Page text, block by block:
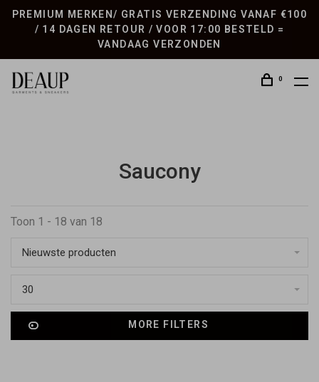
PREMIUM MERKEN/ GRATIS VERZENDING VANAF €100
/ 14 DAGEN RETOUR / VOOR 17:00 BESTELD =
VANDAAG VERZONDEN
0
Saucony
Toon 1 - 18 van 18
Nieuwste producten
30
MORE FILTERS